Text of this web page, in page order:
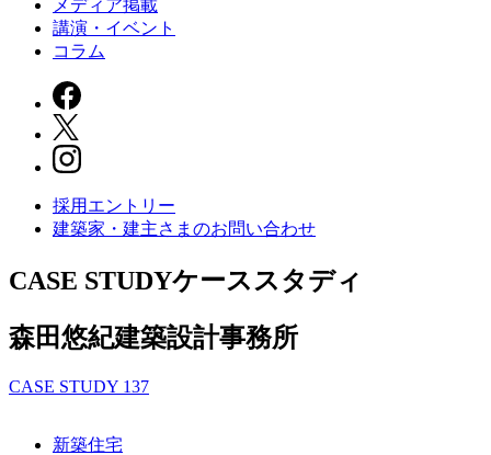
メディア掲載
講演・イベント
コラム
採用エントリー
建築家・建主さまのお問い合わせ
CASE STUDYケーススタディ
森田悠紀建築設計事務所
CASE STUDY 137
新築住宅